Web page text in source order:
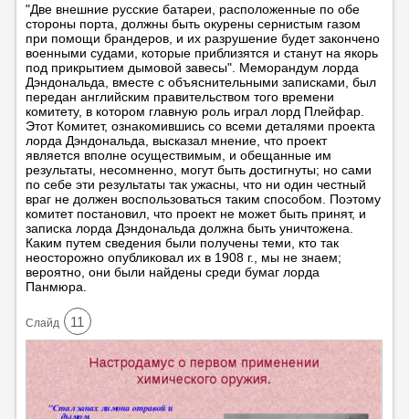
"Две внешние русские батареи, расположенные по обе
стороны порта, должны быть окурены сернистым газом
при помощи брандеров, и их разрушение будет закончено
военными судами, которые приблизятся и станут на якорь
под прикрытием дымовой завесы". Меморандум лорда
Дэндональда, вместе с объяснительными записками, был
передан английским правительством того времени
комитету, в котором главную роль играл лорд Плейфар.
Этот Комитет, ознакомившись со всеми деталями проекта
лорда Дэндональда, высказал мнение, что проект
является вполне осуществимым, и обещанные им
результаты, несомненно, могут быть достигнуты; но сами
по себе эти результаты так ужасны, что ни один честный
враг не должен воспользоваться таким способом. Поэтому
комитет постановил, что проект не может быть принят, и
записка лорда Дэндональда должна быть уничтожена.
Каким путем сведения были получены теми, кто так
неосторожно опубликовал их в 1908 г., мы не знаем;
вероятно, они были найдены среди бумаг лорда
Панмюра.
Cлайд 11